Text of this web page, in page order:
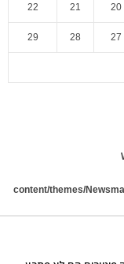
20
21
22
27
28
29
content/themes/